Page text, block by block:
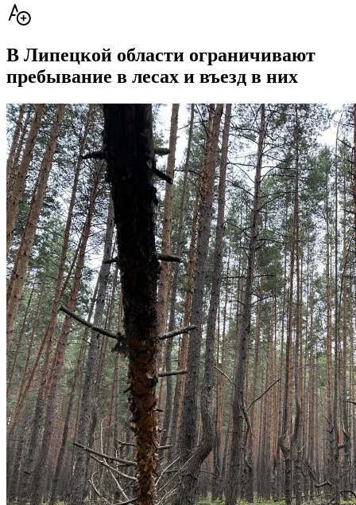
В Липецкой области ограничивают
пребывание в лесах и въезд в них